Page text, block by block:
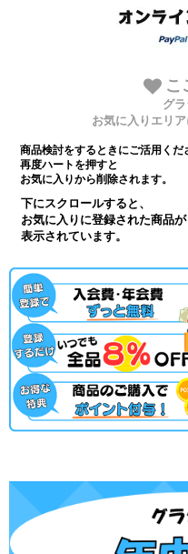
こ
グ
お気に入りエリア
商品検討をするときにご活用くだ
再度ハートを押すと
お気に入りから削除されます。
下にスクロールすると、
お気に入りに登録された商品が
表示されています。